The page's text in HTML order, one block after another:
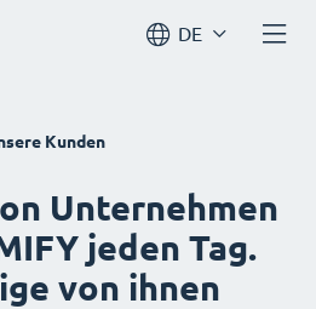
DE
Kunden
Unternehmen
jeden Tag.
von ihnen